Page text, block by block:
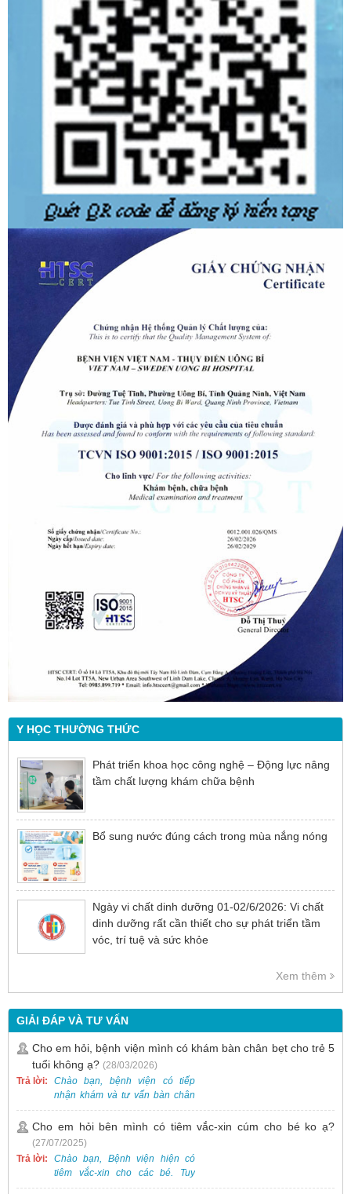
Y HỌC THƯỜNG THỨC
Phát triển khoa học công nghệ – Động lực nâng
tầm chất lượng khám chữa bệnh
Bổ sung nước đúng cách trong mùa nắng nóng
Ngày vi chất dinh dưỡng 01-02/6/2026: Vi chất
dinh dưỡng rất cần thiết cho sự phát triển tầm
vóc, trí tuệ và sức khỏe
Xem thêm
GIẢI ĐÁP VÀ TƯ VẤN
Cho em hỏi, bệnh viện mình có khám bàn chân bẹt cho trẻ 5
tuổi không ạ? (28/03/2026)
Trả lời:
Chào bạn, bệnh viện có tiếp
nhận khám và tư vấn bàn chân
bẹt cho trẻ em, bao gồm cả trẻ 5
tuổi. Bạn có thể đưa bé đến
Khoa Khám bệnh của bệnh viện
để được bác sĩ chuyên khoa
thăm khám. Ngoài ra, để thuận
tiện hơn, bạn có thể đặt lịch
Cho em hỏi bên mình có tiêm vắc-xin cúm cho bé ko ạ?
(27/07/2025)
Trả lời:
Chào bạn, Bệnh viện hiện có
tiêm vắc-xin cho các bé. Tuy
nhiên, các loại vắc-xin thường về